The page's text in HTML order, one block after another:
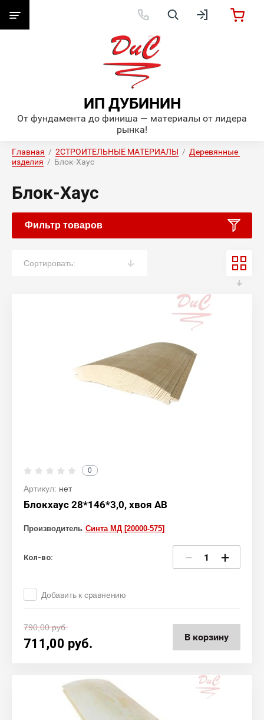
ИП ДУБИНИН
От фундамента до финиша — материалы от лидера
рынка!
Главная
  /
2СТРОИТЕЛЬНЫЕ МАТЕРИАЛЫ
  /
Деревянные
изделия
  /  Блок-Хаус
Блок-Хаус
Фильтр товаров
Сортировать:
0
Артикул: нет
Блокхаус 28*146*3,0, хвоя АВ
Производитель Синта МД [20000-575]
Кол-во: − +
Добавить к сравнению
790,00руб.
711,00 руб. В корзину